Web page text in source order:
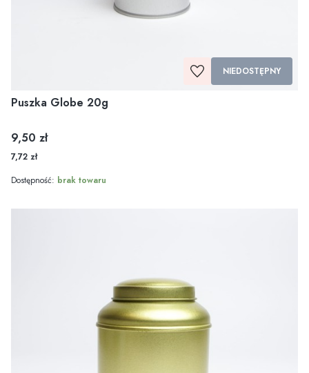
NIEDOSTĘPNY
Puszka Globe 20g
Cena
9,50 zł
7,72 zł
Dostępność: brak towaru